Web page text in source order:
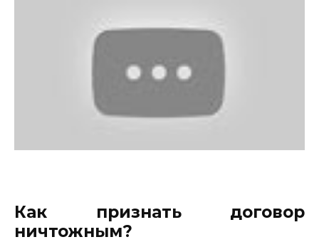
Как признать договор
ничтожным?